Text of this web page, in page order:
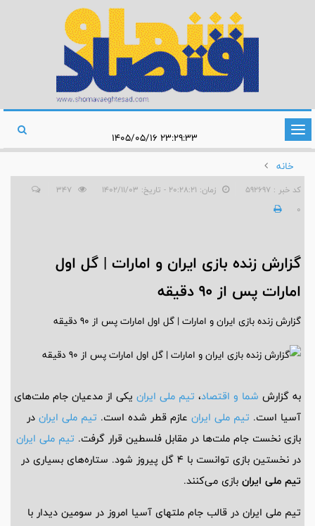
تغییر
وضعیت
ناوبری
خانه
کد خبر : 592697 زمان: ۲۰:۲۸:۲۱ - تاریخ: ۱۴۰۲/۱۱/۰۳
0
گزارش زنده بازی ایران و امارات | گل اول
امارات پس از 90 دقیقه
گزارش زنده بازی ایران و امارات | گل اول امارات پس از 90 دقیقه
به گزارش شما و اقتصاد، تیم ملی ایران یکی از مدعیان جام ملت‌های
آسیا است. تیم ملی ایران عازم قطر شده است. تیم ملی ایران در
بازی نخست جام ملت‌ها در مقابل فلسطین قرار گرفت. تیم ملی ایران
در نخستین بازی توانست با 4 گل پیروز شود. ستاره‌های بسیاری در
تیم ملی ایران بازی می‌کنند.
تیم ملی ایران در قالب جام ملت‎های آسیا امروز در سومین دیدار با